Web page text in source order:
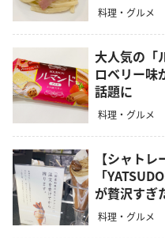
料理・グルメ
大人気の「
ロベリー味
話題に
料理・グルメ
【シャト
「
が贅沢す
料理・グルメ